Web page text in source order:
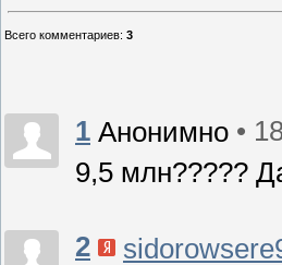
Всего комментариев: 3
1 Анонимно •
9,5 млн?????
2